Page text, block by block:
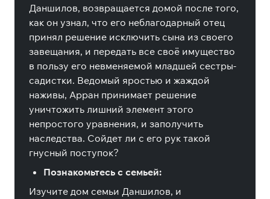
Даншилов, возвращается домой после того,
как он узнал, что его неблагодарный отец
принял решение исключить сына из своего
завещания, и передать все своё имущество
в пользу его невменяемой младшей сестры-
садистки. Ведомый яростью и жаждой
наживы, Арран принимает решение
уничтожить лишний элемент этого
непростого уравнения, и заполучить
наследства. Сойдет ли с его рук такой
гнусный поступок?
Познакомьтесь с семьей:
Изучите дом семьи Даншилов, и